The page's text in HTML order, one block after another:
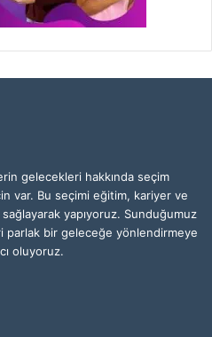
gelecekleri hakkında seçim
var. Bu seçimi eğitim, kariyer ve
sağlayarak yapıyoruz. Sunduğumuz
parlak bir geleceğe yönlendirmeye
oluyoruz.